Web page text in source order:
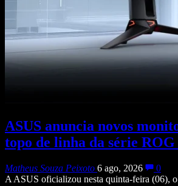
ASUS anuncia novos
topo de linha da série
Matheus Souza Peixoto 6 ago, 2026
0
A ASUS oficializou nesta quinta-feira (06),